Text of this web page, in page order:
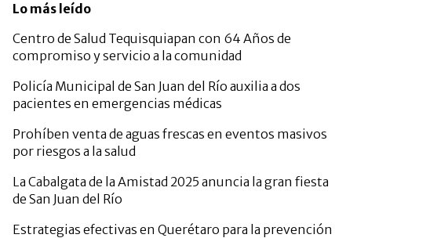
Lo más leído
Centro de Salud Tequisquiapan con 64 Años de
compromiso y servicio a la comunidad
Policía Municipal de San Juan del Río auxilia a dos
pacientes en emergencias médicas
Prohíben venta de aguas frescas en eventos masivos
por riesgos a la salud
La Cabalgata de la Amistad 2025 anuncia la gran fiesta
de San Juan del Río
Estrategias efectivas en Querétaro para la prevención